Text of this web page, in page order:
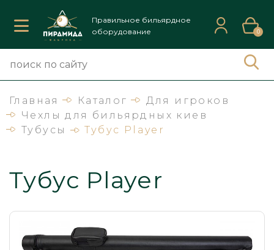
Правильное бильярдное
оборудование
0
Главная Каталог
Для игроков
Чехлы для бильярдных киев
Тубусы
Тубус Player
Тубус Player